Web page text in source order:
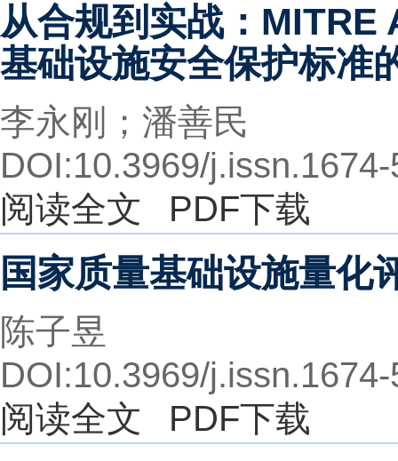
从合规到实战：MITRE
基础设施安全保护标准
李永刚；潘善民
DOI:10.3969/
阅读全文
PDF下载
国家质量基础设施量化
陈子昱
DOI:10.3969/
阅读全文
PDF下载